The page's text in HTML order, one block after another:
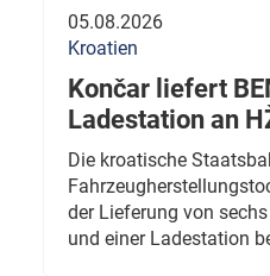
05.08.2026
Kroatien
Končar liefert
Ladestation an
Die kroatische
der Lieferung von
und einer Ladestation